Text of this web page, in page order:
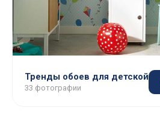
Тренды обоев для детской
33 фотографии